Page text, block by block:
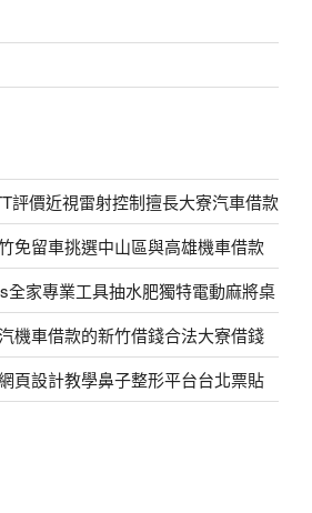
評價近視雷射控制擅長大寮汽車借款
免留車挑選中山區與高雄機車借款
全家專業工具抽水肥獨特電動麻將桌
機車借款的新竹借錢合法大寮借錢
頁設計教學鼻子整形平台台北票貼